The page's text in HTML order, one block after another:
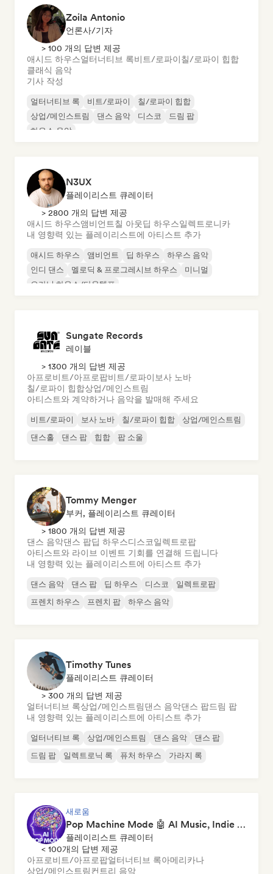
Zoila Antonio
언론사/기자
> 100 개의 답변 제공
애시드 하우스얼터너티브 록비트/로파이칠/로파이 힙합
클래식 음악
기사 작성
얼터너티브 록 비트/로파이
칠/로파이 힙합
상업/메인스트림
댄스 음악 디스코
드림 팝
하우스 음악
N3UX
플레이리스트 큐레이터
> 2800 개의 답변 제공
애시드 하우스앰비언트칠 아웃딥 하우스일렉트로니카
내 영향력 있는 플레이리스트에 아티스트 추가
애시드 하우스 앰비언트 딥 하우스
하우스 음악
인디 댄스
멜로딕 & 프로그레시브 하우스
미니멀
오가닉 하우스/다운템포
Sungate Records
레이블
> 1300 개의 답변 제공
아프로비트/아프로팝비트/로파이 보사 노바
칠/로파이 힙합상업/메인스트림
아티스트와 계약하거나 음악을 발매해 주세요
비트/로파이 보사 노바 칠/로파이 힙합
상업/메인스트림
댄스홀
댄스 팝 힙합 팝 소울
Tommy Menger
부커, 플레이리스트 큐레이터
> 1800 개의 답변 제공
댄스 음악댄스 팝딥 하우스디스코일렉트로팝
아티스트와 라이브 이벤트 기회를 연결해 드립니다
내 영향력 있는 플레이리스트에 아티스트 추가
댄스 음악 댄스 팝 딥 하우스 디스코
일렉트로팝
프렌치 하우스
프렌치 팝 하우스 음악
Timothy Tunes
플레이리스트 큐레이터
> 300 개의 답변 제공
얼터너티브 록상업/메인스트림댄스 음악댄스 팝드림 팝
내 영향력 있는 플레이리스트에 아티스트 추가
얼터너티브 록 상업/메인스트림 댄스 음악
댄스 팝
드림 팝
일렉트로닉 록 퓨처 하우스 가라지 록
새로움
Pop Machine Mode 🤖 AI Music, Indie Pop & Dream Pop
플레이리스트 큐레이터
< 100개의 답변 제공
아프로비트/아프로팝얼터너티브 록아메리카나
상업/메인스트림컨트리 음악